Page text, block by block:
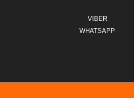
VIBER
WHATSAPP